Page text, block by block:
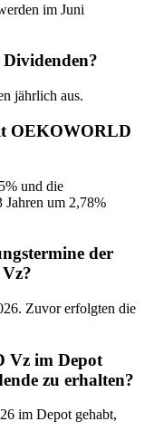
im Juni
jährlich aus.
OEKOWORLD
und die
Jahren um 2,78%
der
Zuvor erfolgten die
Vz im Depot
zu erhalten?
im Depot gehabt,